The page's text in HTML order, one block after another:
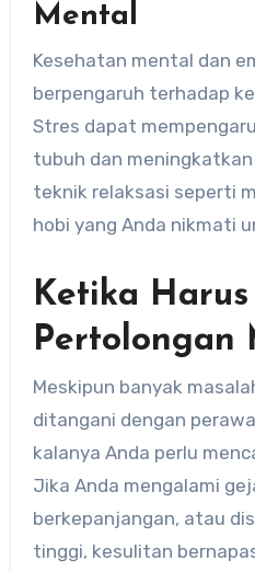
Mental
Kesehatan mental dan
berpengaruh terhadap
Stres dapat
tubuh dan
teknik relaksasi seperti
hobi yang Anda nikmati
Ketika
Pertolongan
Meskipun banyak
ditangani dengan
kalanya Anda perlu
Jika Anda mengalami
berkepanjangan, atau
tinggi, kesulitan